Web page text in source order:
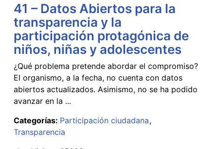
41 – Datos Abiertos para la
transparencia y la
participación protagónica de
niños, niñas y adolescentes
¿Qué problema pretende abordar el compromiso?
El organismo, a la fecha, no cuenta con datos
abiertos actualizados. Asimismo, no se ha podido
avanzar en la ...
Categorías: Participación ciudadana
Transparencia